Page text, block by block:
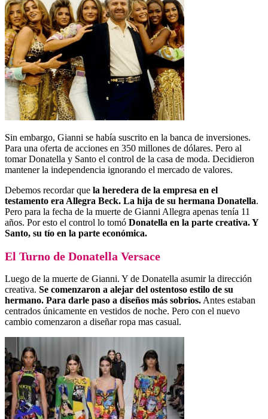
Sin embargo, Gianni se había suscrito en la banca de inversiones.
Para una oferta de acciones en 350 millones de dólares. Pero al
tomar Donatella y Santo el control de la casa de moda. Decidieron
mantener la independencia ignorando el mercado de valores.
Debemos recordar que la heredera de la empresa en el
testamento era Allegra Beck. La hija de su hermana Donatella.
Pero para la fecha de la muerte de Gianni Allegra apenas tenía 11
años. Por esto el control lo tomó Donatella en la parte creativa. Y
Santo, su tío en la parte económica.
El Turno de Donatella Versace
Luego de la muerte de Gianni. Y de Donatella asumir la dirección
creativa. Se comenzaron a alejar del ostentoso estilo de su
hermano. Para darle paso a diseños más sobrios. Antes estaban
centrados únicamente en vestidos de noche. Pero con el nuevo
cambio comenzaron a diseñar ropa mas casual.